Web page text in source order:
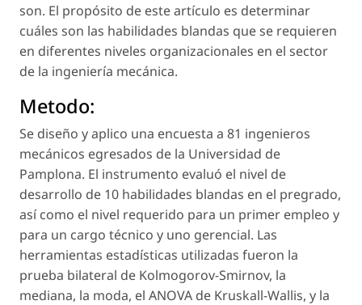
son. El propósito de este artículo es determinar
cuáles son las habilidades blandas que se requieren
en diferentes niveles organizacionales en el sector
de la ingeniería mecánica.
Metodo:
Se diseño y aplico una encuesta a 81 ingenieros
mecánicos egresados de la Universidad de
Pamplona. El instrumento evaluó el nivel de
desarrollo de 10 habilidades blandas en el pregrado,
así como el nivel requerido para un primer empleo y
para un cargo técnico y uno gerencial. Las
herramientas estadísticas utilizadas fueron la
prueba bilateral de Kolmogorov-Smirnov, la
mediana, la moda, el ANOVA de Kruskall-Wallis, y la